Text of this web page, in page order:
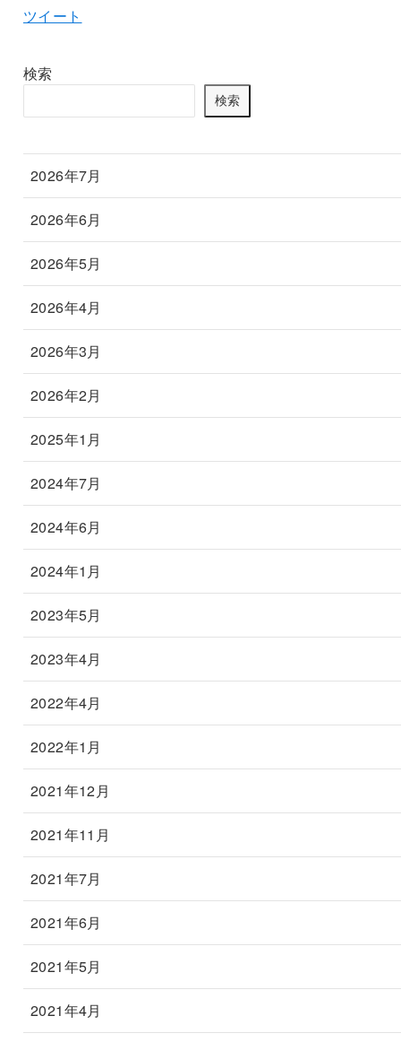
ツイート
検索
検索
2026年7月
2026年6月
2026年5月
2026年4月
2026年3月
2026年2月
2025年1月
2024年7月
2024年6月
2024年1月
2023年5月
2023年4月
2022年4月
2022年1月
2021年12月
2021年11月
2021年7月
2021年6月
2021年5月
2021年4月